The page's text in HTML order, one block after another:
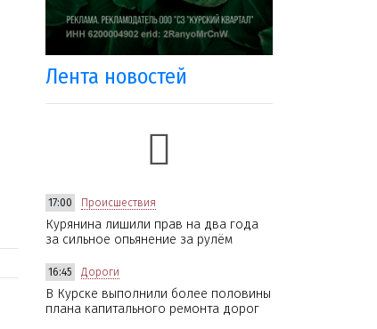
Лента новостей
17:00 Происшествия
Курянина лишили прав на два года
за сильное опьянение за рулём
16:45 Дороги
В Курске выполнили более половины
плана капитального ремонта дорог